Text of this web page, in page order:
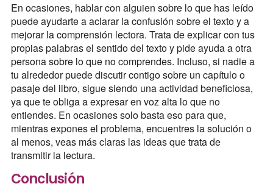
En ocasiones, hablar con alguien sobre lo que has leído
puede ayudarte a aclarar la confusión sobre el texto y a
mejorar la comprensión lectora. Trata de explicar con tus
propias palabras el sentido del texto y pide ayuda a otra
persona sobre lo que no comprendes. Incluso, si nadie a
tu alrededor puede discutir contigo sobre un capítulo o
pasaje del libro, sigue siendo una actividad beneficiosa,
ya que te obliga a expresar en voz alta lo que no
entiendes. En ocasiones solo basta eso para que,
mientras expones el problema, encuentres la solución o
al menos, veas más claras las ideas que trata de
transmitir la lectura.
Conclusión